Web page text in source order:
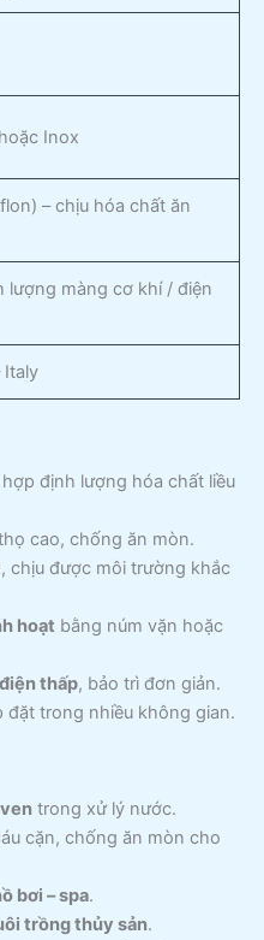
Inox
– chịu hóa chất ăn
lượng màng cơ khí / điện
Italy
định lượng hóa chất liều
cao, chống ăn mòn.
, chịu được môi trường khắc
hoạt bằng núm vặn hoặc
thấp, bảo trì đơn giản.
đặt trong nhiều không gian.
trong xử lý nước.
cặn, chống ăn mòn cho
bơi – spa.
trồng thủy sản.